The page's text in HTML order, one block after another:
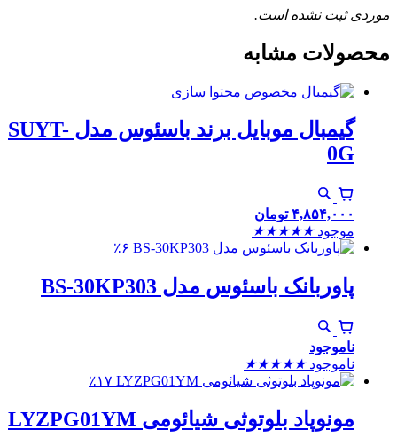
موردی ثبت نشده است.
محصولات مشابه
گیمبال موبایل برند باسئوس مدل SUYT-
0G
۴,۸۵۴,۰۰۰ تومان
موجود ★
★
★
★
★
٪۶
پاوربانک باسئوس مدل BS-30KP303
ناموجود
ناموجود ★
★
★
★
★
٪۱۷
مونوپاد بلوتوثی شیائومی LYZPG01YM